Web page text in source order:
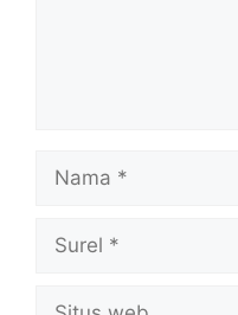
Nama
Surel
Situs